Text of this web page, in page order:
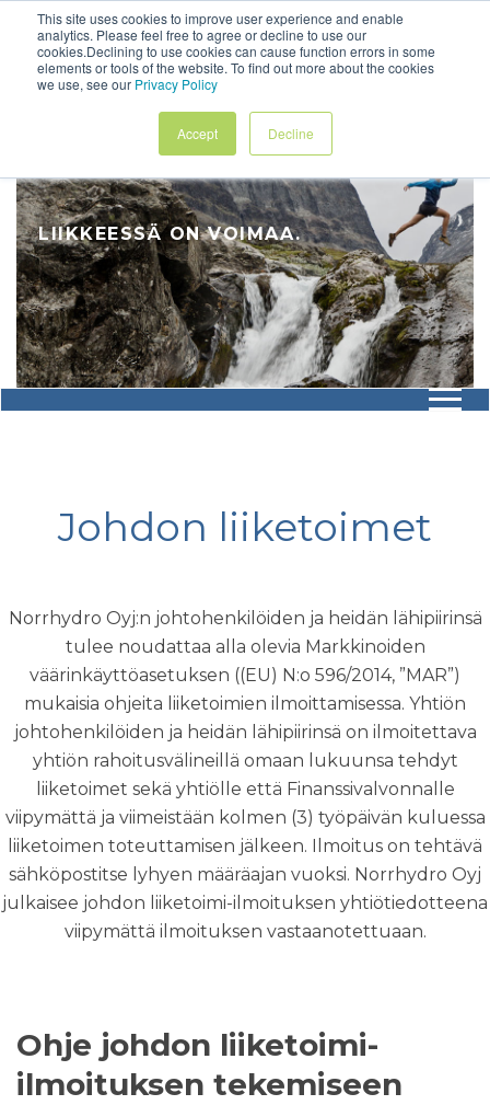
This site uses cookies to improve user experience and enable
analytics. Please feel free to agree or decline to use our
cookies.Declining to use cookies can cause function errors in some
elements or tools of the website. To find out more about the cookies
we use, see our Privacy Policy
Accept Decline
Ota Yhteyttä
LIIKKEESSÄ ON VOIMAA.
Johdon liiketoimet
Norrhydro Oyj:n johtohenkilöiden ja heidän lähipiirinsä
tulee noudattaa alla olevia Markkinoiden
väärinkäyttöasetuksen ((EU) N:o 596/2014, ”MAR”)
mukaisia ohjeita liiketoimien ilmoittamisessa. Yhtiön
johtohenkilöiden ja heidän lähipiirinsä on ilmoitettava
yhtiön rahoitusvälineillä omaan lukuunsa tehdyt
liiketoimet sekä yhtiölle että Finanssivalvonnalle
viipymättä ja viimeistään kolmen (3) työpäivän kuluessa
liiketoimen toteuttamisen jälkeen. Ilmoitus on tehtävä
sähköpostitse lyhyen määräajan vuoksi. Norrhydro Oyj
julkaisee johdon liiketoimi-ilmoituksen yhtiötiedotteena
viipymättä ilmoituksen vastaanotettuaan.
Ohje johdon liiketoimi-
ilmoituksen tekemiseen